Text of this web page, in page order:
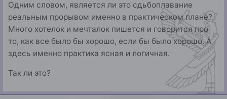
Одним словом, является ли это сдьбоплавание
реальным прорывом именно в практическом плане?
Много хотелок и мечталок пишется и говорится про
то, как все было бы хорошо, если бы было хорошо. А
здесь именно практика ясная и логичная.
Так ли это?